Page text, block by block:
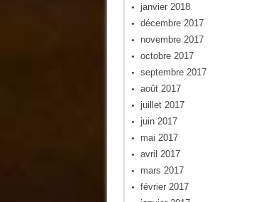
janvier 2018
décembre 2017
novembre 2017
octobre 2017
septembre 2017
août 2017
juillet 2017
juin 2017
mai 2017
avril 2017
mars 2017
février 2017